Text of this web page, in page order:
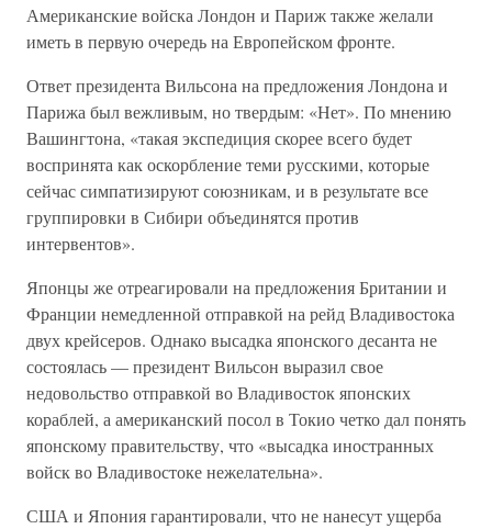
Американские войска Лондон и Париж также желали
иметь в первую очередь на Европейском фронте.
Ответ президента Вильсона на предложения Лондона и
Парижа был вежливым, но твердым: «Нет». По мнению
Вашингтона, «такая экспедиция скорее всего будет
воспринята как оскорбление теми русскими, которые
сейчас симпатизируют союзникам, и в результате все
группировки в Сибири объединятся против
интервентов».
Японцы же отреагировали на предложения Британии и
Франции немедленной отправкой на рейд Владивостока
двух крейсеров. Однако высадка японского десанта не
состоялась — президент Вильсон выразил свое
недовольство отправкой во Владивосток японских
кораблей, а американский посол в Токио четко дал понять
японскому правительству, что «высадка иностранных
войск во Владивостоке нежелательна».
США и Япония гарантировали, что не нанесут ущерба